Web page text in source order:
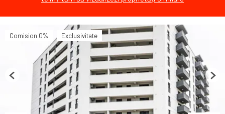
Comision 0% Exclusivitate
Previous Next